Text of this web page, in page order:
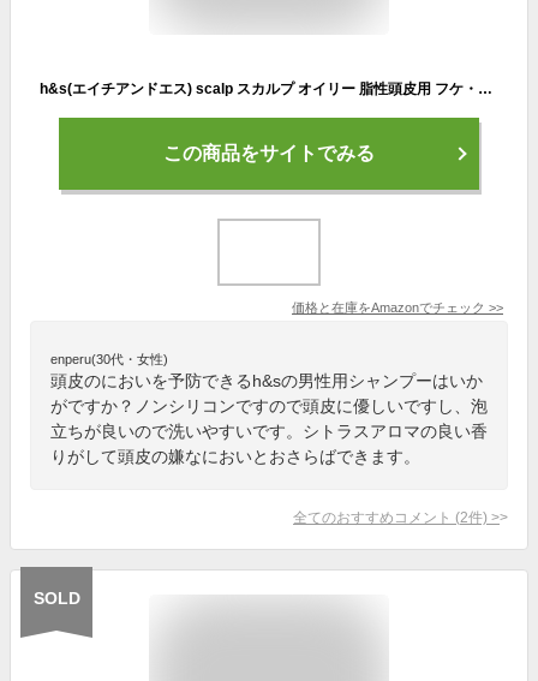
h&s(エイチアンドエス) scalp スカルプ オイリー 脂性頭皮用 フケ・かゆみ・頭皮臭を予防 男性用 ノンシリコンメンズ シャンプー ポンプ 350mL
この商品をサイトでみる
価格と在庫をAmazonでチェック >>
enperu(30代・女性)
頭皮のにおいを予防できるh&sの男性用シャンプーはいか
がですか？ノンシリコンですので頭皮に優しいですし、泡
立ちが良いので洗いやすいです。シトラスアロマの良い香
りがして頭皮の嫌なにおいとおさらばできます。
全てのおすすめコメント (2件) >
SOLD